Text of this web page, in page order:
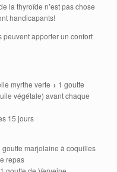
la thyroïde n’est pas chose
handicapants!
apporter un confort
myrthe verte + 1 goutte
végétale) avant chaque
15 jours
goutte marjolaine à coquilles
repas